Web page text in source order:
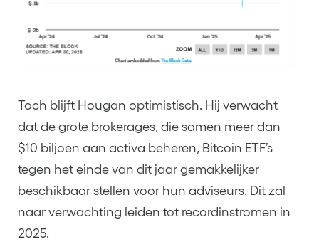
Toch blijft Hougan optimistisch. Hij verwacht
dat de grote brokerages, die samen meer dan
$10 biljoen aan activa beheren, Bitcoin ETF’s
tegen het einde van dit jaar gemakkelijker
beschikbaar stellen voor hun adviseurs. Dit zal
naar verwachting leiden tot recordinstromen in
2025.